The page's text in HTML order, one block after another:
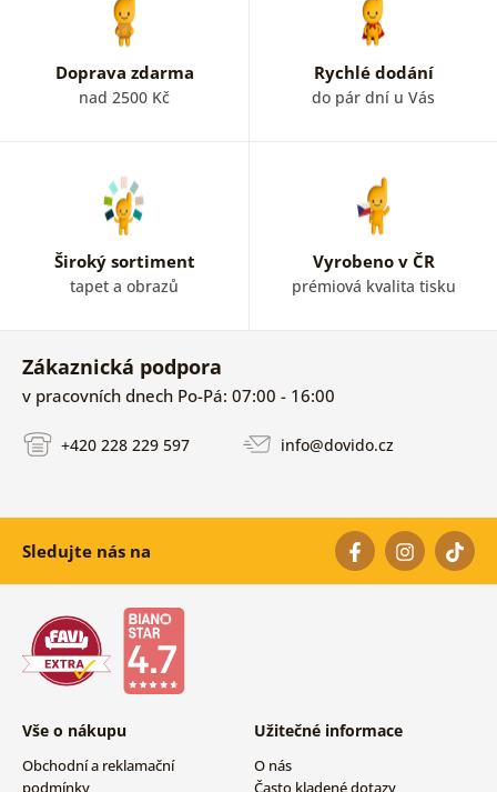
Doprava zdarma
nad 2500 Kč
Rychlé dodání
do pár dní u Vás
Široký sortiment
tapet a obrazů
Vyrobeno v ČR
prémiová kvalita tisku
Zákaznická podpora
v pracovních dnech Po-Pá: 07:00 - 16:00
+420 228 229 597 info@dovido.cz
Sledujte nás na
Vše o nákupu
Obchodní a reklamační
podmínky
Užitečné informace
O nás
Často kladené dotazy